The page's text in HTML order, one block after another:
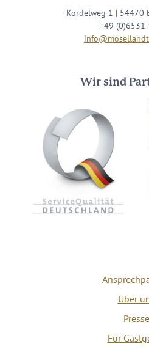
Kordelweg 1 | 54470
+49
Wir sind
Über
Presse
Für